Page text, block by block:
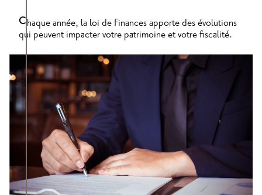
Chaque année, la loi de Finances apporte des évolutions
qui peuvent impacter votre patrimoine et votre fiscalité.